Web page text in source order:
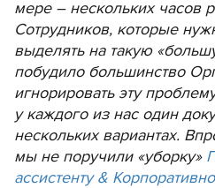
мере – нескольких часов
Сотрудников, которые
выделять на такую
побудило большинство
игнорировать эту
у каждого из нас один
нескольких вариантах.
мы не поручили «уборку»
ассистенту &